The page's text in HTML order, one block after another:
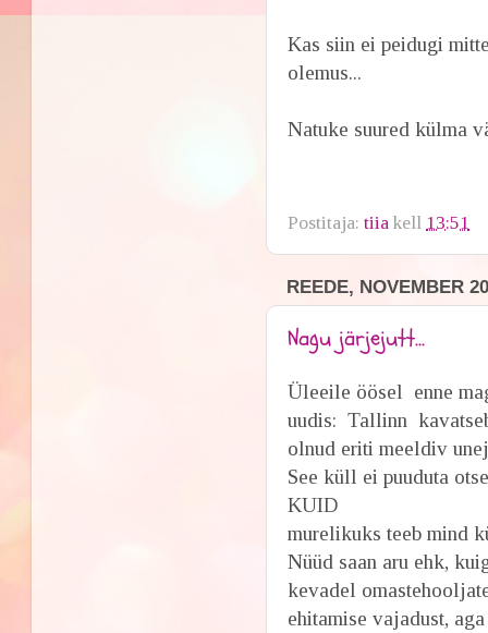
Kas siin ei peidugi
olemus...
Natuke suured külma
Postitaja:tiia kell 13:51
REEDE, NOVEMBER
Nagu järjejutt...
Üleeile öösel enne
uudis: Tallinn
olnud eriti meeldiv
See küll ei puuduta
KUID
murelikuks teeb mind
Nüüd saan aru ehk,
kevadel
ehitamise vajadust,